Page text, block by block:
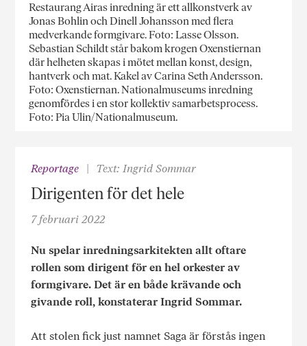
Restaurang Airas inredning är ett allkonstverk av
Jonas Bohlin och Dinell Johansson med flera
medverkande formgivare. Foto: Lasse Olsson.
Sebastian Schildt står bakom krogen Oxenstiernan
där helheten skapas i mötet mellan konst, design,
hantverk och mat. Kakel av Carina Seth Andersson.
Foto: Oxenstiernan. Nationalmuseums inredning
genomfördes i en stor kollektiv samarbetsprocess.
Foto: Pia Ulin/Nationalmuseum.
Reportage Text: Ingrid Sommar
Dirigenten för det hele
7 februari 2022
Nu spelar inredningsarkitekten allt oftare
rollen som dirigent för en hel orkester av
formgivare. Det är en både krävande och
givande roll, konstaterar Ingrid Sommar.
Att stolen fick just namnet Saga är förstås ingen